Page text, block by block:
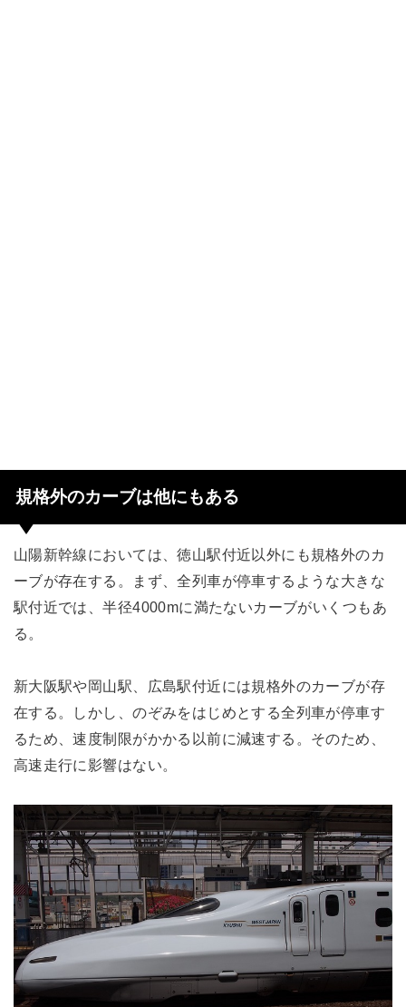
規格外のカーブは他にもある
山陽新幹線においては、徳山駅付近以外にも規格外のカ
ーブが存在する。まず、全列車が停車するような大きな
駅付近では、半径4000mに満たないカーブがいくつもあ
る。
新大阪駅や岡山駅、広島駅付近には規格外のカーブが存
在する。しかし、のぞみをはじめとする全列車が停車す
るため、速度制限がかかる以前に減速する。そのため、
高速走行に影響はない。